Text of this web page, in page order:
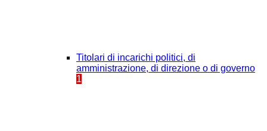
Titolari di incarichi politici, di
amministrazione, di direzione o di governo
1